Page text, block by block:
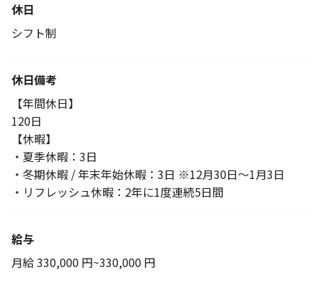
休日
シフト制
休日備考
【年間休日】
120日
【休暇】
・夏季休暇：3日
・冬期休暇 / 年末年始休暇：3日 ※12月30日～1月3日
・リフレッシュ休暇：2年に1度連続5日間
給与
月給 330,000 円~330,000 円